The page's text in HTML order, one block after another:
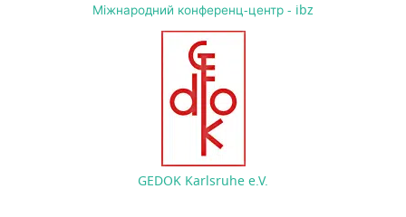
Міжнародний конференц-центр - ibz
GEDOK Karlsruhe e.V.